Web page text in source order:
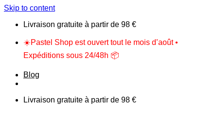
Skip to content
Livraison gratuite à partir de 98 €
☀️Pastel Shop est ouvert tout le mois d’août •
Expéditions sous 24/48h 📦
Blog
Livraison gratuite à partir de 98 €